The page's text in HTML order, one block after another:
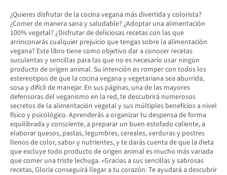
¿Quieres disfrutar de la cocina vegana más divertida y colorista?
¿Comer de manera sana y saludable? ¿Adoptar una alimentación
100% vegetal? ¿Disfrutar de deliciosas recetas con las que
arrinconarás cualquier prejuicio que tengas sobre la alimentación
vegana? Este libro tiene como objetivo dar a conocer recetas
suculentas y sencillas para las que no es necesario usar ningún
producto de origen animal. Su intención es romper con todos los
estereotipos de que la cocina vegana y vegetariana sea aburrida,
sosa y difícil de manejar. En sus páginas, una de las mayores
defensoras del veganismo en la red, te descubrirá numerosos
secretos de la alimentación vegetal y sus múltiples beneficios a nivel
físico y psicológico. Aprenderás a organizar tu despensa de forma
equilibrada y consciente, a preparar un buen estofado caliente, a
elaborar quesos, pastas, legumbres, cereales, verduras y postres
llenos de color, sabor y nutrientes, y te darás cuenta de que la dieta
que excluye todo producto de origen animal es mucho más variada
que comer una triste lechuga. «Gracias a sus sencillas y sabrosas
recetas, Gloria conseguirá llegar a tu corazón. Te ayudará a descubrir